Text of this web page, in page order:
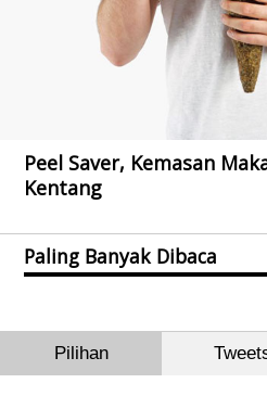
Peel Saver, Kemasan
Kentang
Paling Banyak Dibaca
Pilihan